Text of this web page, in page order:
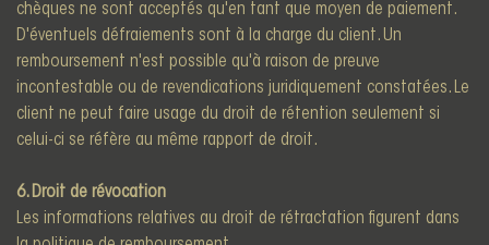
chèques ne sont acceptés qu'en tant que moyen de paiement.
D'éventuels défraiements sont à la charge du client. Un
remboursement n'est possible qu'à raison de preuve
incontestable ou de revendications juridiquement constatées. Le
client ne peut faire usage du droit de rétention seulement si
celui-ci se réfère au même rapport de droit.
6. Droit de révocation
Les informations relatives au droit de rétractation figurent dans